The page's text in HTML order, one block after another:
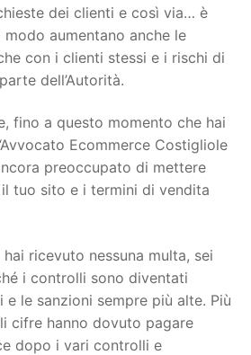
dei clienti e così via… è
aumentano anche le
con i clienti stessi e i rischi di
dell’Autorità.
fino a questo momento che hai
Ecommerce Costigliole
preoccupato di mettere
tuo sito e i termini di vendita
ricevuto nessuna multa, sei
i controlli sono diventati
e le sanzioni sempre più alte. Più
cifre hanno dovuto pagare
dopo i vari controlli e